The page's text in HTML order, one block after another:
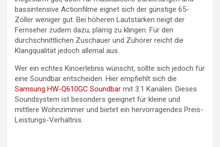
bassintensive Actionfilme eignet sich der günstige 65-
Zöller weniger gut. Bei höheren Lautstärken neigt der
Fernseher zudem dazu, plärrig zu klingen. Für den
durchschnittlichen Zuschauer und Zuhörer reicht die
Klangqualität jedoch allemal aus.
Wer ein echtes Kinoerlebnis wünscht, sollte sich jedoch für
eine Soundbar entscheiden. Hier empfiehlt sich die
Samsung HW-Q610GC Soundbar mit 3.1 Kanälen. Dieses
Soundsystem ist besonders geeignet für kleine und
mittlere Wohnzimmer und bietet ein hervorragendes Preis-
Leistungs-Verhältnis.